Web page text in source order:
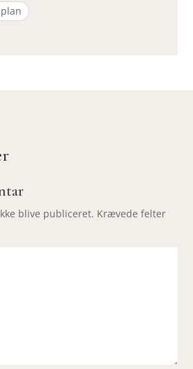
blive publiceret. Krævede felter